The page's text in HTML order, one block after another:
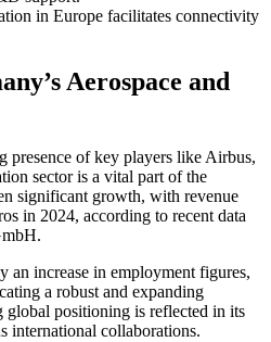
in Europe facilitates connectivity
Aerospace and
presence of key players like Airbus,
sector is a vital part of the
significant growth, with revenue
in 2024, according to recent data
an increase in employment figures,
a robust and expanding
global positioning is reflected in its
international collaborations.